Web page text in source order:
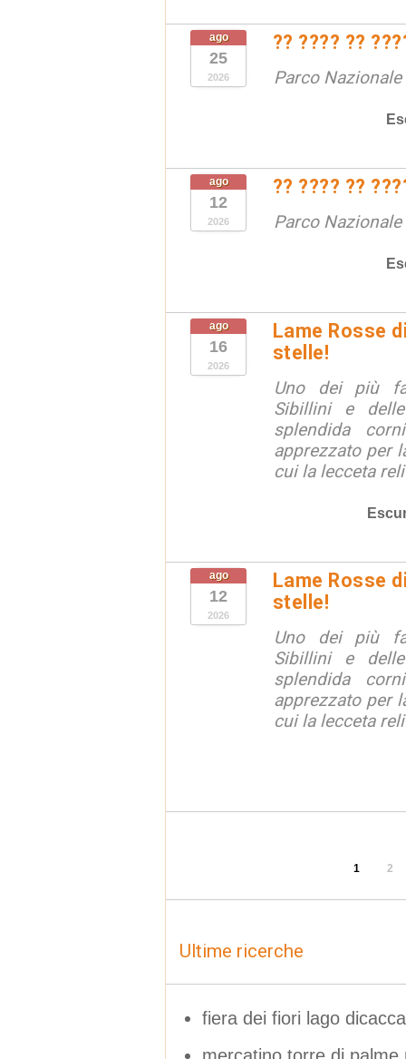
ago
25
2026
?? ???? ??
Parco
ago
12
2026
?? ???? ??
Parco
ago
16
2026
Lame Rosse
stelle!
Uno dei più
Sibillini e
splendida
apprezzato per
cui la lecceta
ago
12
2026
Lame Rosse
stelle!
Uno dei più
Sibillini e
splendida
apprezzato per
cui la lecceta
1 2
Ultime ricerche
fiera dei fiori lago